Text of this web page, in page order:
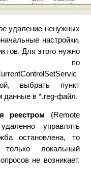
удаление ненужных
настройки,
Для этого нужно
по
выбрать пункт
данные в *.reg-файл.
реестром (Remote
управлять
остановлена, то
локальный
не возникает.